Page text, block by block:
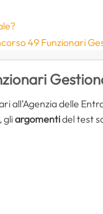
49 Funzionari
all’Agenzia delle
gliargomentidel test